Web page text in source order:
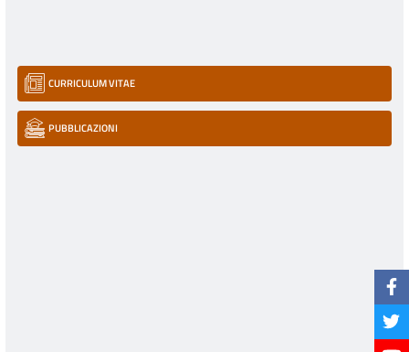
CURRICULUM VITAE
PUBBLICAZIONI